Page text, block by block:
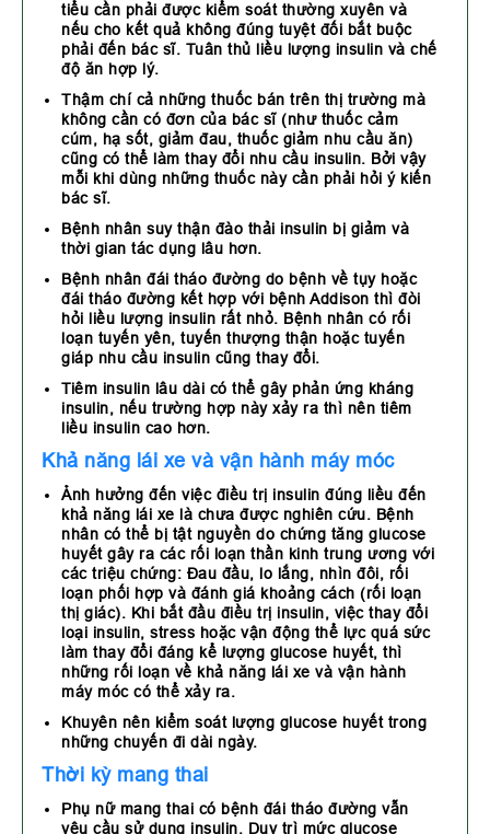
tiểu cần phải được kiểm soát thường xuyên và
nếu cho kết quả không đúng tuyệt đối bắt buộc
phải đến bác sĩ. Tuân thủ liều lượng insulin và chế
độ ăn hợp lý.
Thậm chí cả những thuốc bán trên thị trường mà
không cần có đơn của bác sĩ (như thuốc cảm
cúm, hạ sốt, giảm đau, thuốc giảm nhu cầu ăn)
cũng có thể làm thay đổi nhu cầu insulin. Bởi vậy
mỗi khi dùng những thuốc này cần phải hỏi ý kiến
bác sĩ.
Bệnh nhân suy thận đào thải insulin bị giảm và
thời gian tác dụng lâu hơn.
Bệnh nhân đái tháo đường do bệnh về tụy hoặc
đái tháo đường kết hợp với bệnh Addison thì đòi
hỏi liều lượng insulin rất nhỏ. Bệnh nhân có rối
loạn tuyến yên, tuyến thượng thận hoặc tuyến
giáp nhu cầu insulin cũng thay đổi.
Tiêm insulin lâu dài có thể gây phản ứng kháng
insulin, nếu trường hợp này xảy ra thì nên tiêm
liều insulin cao hơn.
Khả năng lái xe và vận hành máy móc
Ảnh hưởng đến việc điều trị insulin đúng liều đến
khả năng lái xe là chưa được nghiên cứu. Bệnh
nhân có thể bị tật nguyền do chứng tăng glucose
huyết gây ra các rối loạn thần kinh trung ương với
các triệu chứng: Đau đầu, lo lắng, nhìn đôi, rối
loạn phối hợp và đánh giá khoảng cách (rối loạn
thị giác). Khi bắt đầu điều trị insulin, việc thay đổi
loại insulin, stress hoặc vận động thể lực quá sức
làm thay đổi đáng kể lượng glucose huyết, thì
những rối loạn về khả năng lái xe và vận hành
máy móc có thể xảy ra.
Khuyên nên kiểm soát lượng glucose huyết trong
những chuyến đi dài ngày.
Thời kỳ mang thai
Phụ nữ mang thai có bệnh đái tháo đường vẫn
yêu cầu sử dụng insulin. Duy trì mức glucose